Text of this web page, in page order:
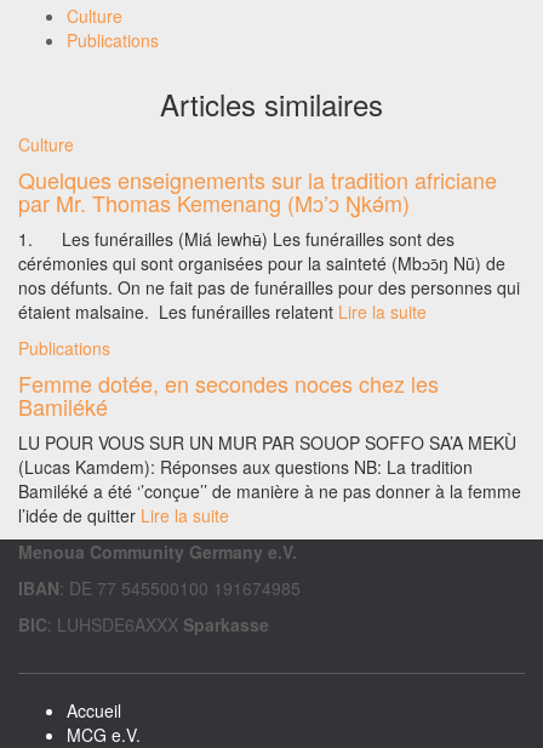
Culture
Publications
Articles similaires
Culture
Quelques enseignements sur la tradition africiane
par Mr. Thomas Kemenang (Mɔ’ɔ Ŋkǝ́m)
1. Les funérailles (Miá lewhʉ̄) Les funérailles sont des
cérémonies qui sont organisées pour la sainteté (Mbɔɔ̄ŋ Nū) de
nos défunts. On ne fait pas de funérailles pour des personnes qui
étaient malsaine. Les funérailles relatent Lire la suite
Publications
Femme dotée, en secondes noces chez les
Bamiléké
LU POUR VOUS SUR UN MUR PAR SOUOP SOFFO SA’A MEKÙ
(Lucas Kamdem): Réponses aux questions NB: La tradition
Bamiléké a été ‘’conçue’’ de manière à ne pas donner à la femme
l’idée de quitter Lire la suite
Menoua Community Germany e.V.
IBAN: DE 77 545500100 191674985
BIC: LUHSDE6AXXX Sparkasse
Accueil
MCG e.V.